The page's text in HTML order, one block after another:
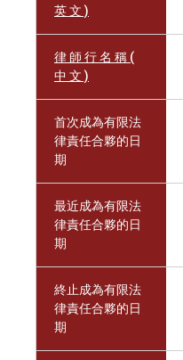
英 文 )
律 師 行 名 稱 (
中 文 )
首次成為有限法
律責任合夥的日
期
最近成為有限法
律責任合夥的日
期
終止成為有限法
律責任合夥的日
期